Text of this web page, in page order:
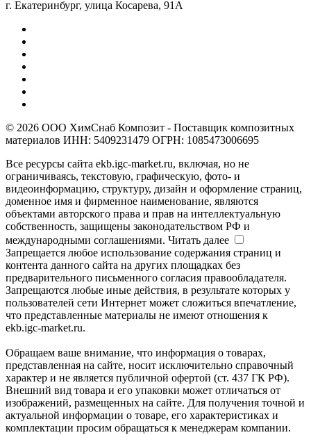
г. Екатеринбург, улица Косарева, 91А
© 2026 ООО ХимСнаб Композит - Поставщик композитных
материалов ИНН: 5409231479 ОГРН: 1085473006695
Все ресурсы сайта ekb.igc-market.ru, включая, но не
ограничиваясь, текстовую, графическую, фото- и
видеоинформацию, структуру, дизайн и оформление страниц,
доменное имя и фирменное наименование, являются
объектами авторского права и прав на интеллектуальную
собственность, защищены законодательством РФ и
международными соглашениями. Читать далее
Запрещается любое использование содержания страниц и
контента данного сайта на других площадках без
предварительного письменного согласия правообладателя.
Запрещаются любые иные действия, в результате которых у
пользователей сети Интернет может сложиться впечатление,
что представленные материалы не имеют отношения к
ekb.igc-market.ru.
Обращаем ваше внимание, что информация о товарах,
представленная на сайте, носит исключительно справочный
характер и не является публичной офертой (ст. 437 ГК РФ).
Внешний вид товара и его упаковки может отличаться от
изображений, размещенных на сайте. Для получения точной и
актуальной информации о товаре, его характеристиках и
комплектации просим обращаться к менеджерам компании.